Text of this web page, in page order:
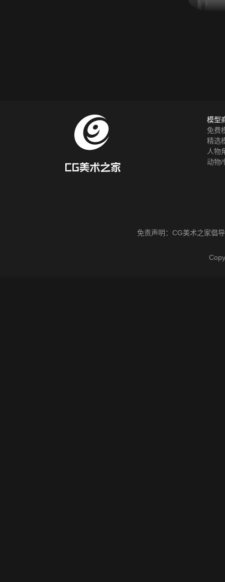
模型
免费
精选
人物
动物/
免责声明： CG美术之家倡